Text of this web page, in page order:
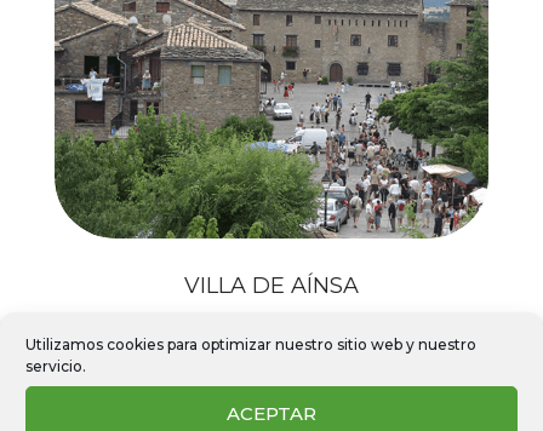
Utilizamos cookies para optimizar nuestro sitio web y nuestro
servicio.
ACEPTAR
VILLA DE AÍNSA